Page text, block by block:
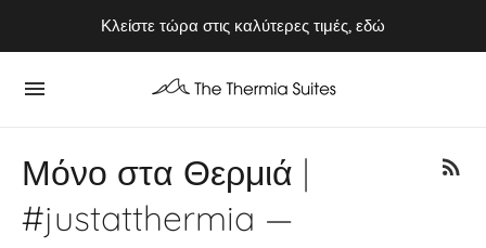
Απολαύστε το Καλοκαίρι του 2026 στην Κύθνο ⭢ Κλείστε τώρα
Κλείστε τώρα στις καλύτερες τιμές, εδώ
Μόνο στα Θερμιά |
#justatthermia —